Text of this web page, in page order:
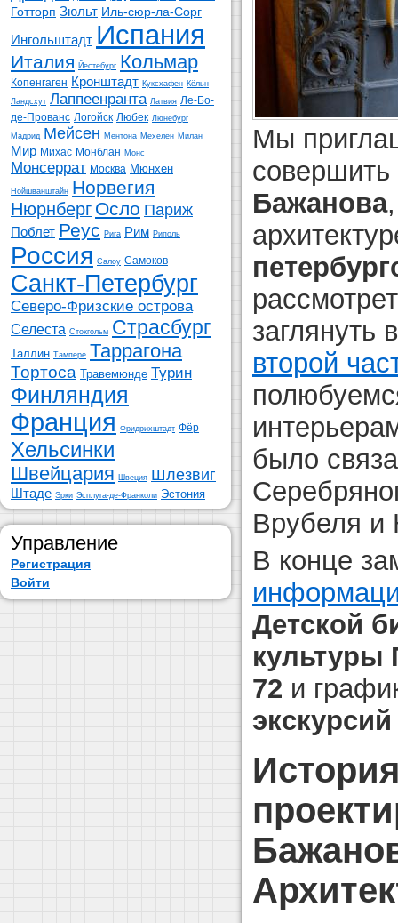
Готторп Зюльт Иль-сюр-ла-Сорг
Ингольштадт Испания
Италия Йестебург Кольмар
Копенгаген Кронштадт Куксхафен Кёльн
Ландсхут Лаппеенранта Латвия Ле-Бо-
де-Прованс Логойск Любек Люнебург
Мадрид Мейсен Ментона Мехелен Милан
Мир Михас Монблан Монс
Монсеррат Москва Мюнхен
Нойшванштайн Норвегия
Нюрнберг Осло Париж
Поблет Реус Рига Рим Риполь
Россия Салоу Самоков
Санкт-Петербург
Северо-Фризские острова
Селеста Стокгольм Страсбург
Таллин Тампере Таррагона
Тортоса Травемюнде Турин
Финляндия
Франция Фридрихштадт Фёр
Хельсинки
Швейцария Швеция Шлезвиг
Штаде Эрки Эсплуга-де-Франколи Эстония
Управление
Регистрация
Войти
Мы
совершить
Бажанова
второй
было
Врубеля и
В конце
Детской
культуры
72 и